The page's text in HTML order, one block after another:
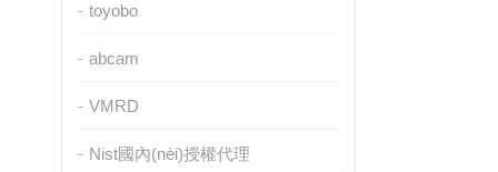
toyobo
abcam
VMRD
Nist國內(nèi)授權代理